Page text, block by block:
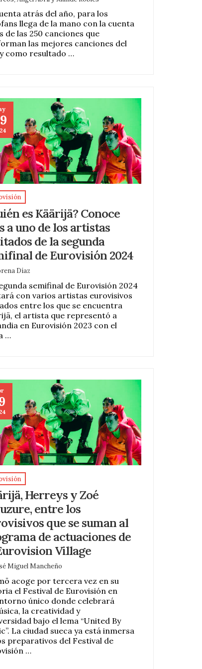
atrás del año, para los
llega de la mano con la cuenta
de las 250 canciones que
las mejores canciones del
como resultado …
es Käärijä? Conoce
a uno de los artistas
de la segunda
de Eurovisión 2024
Díaz
semifinal de Eurovisión 2024
con varios artistas eurovisivos
entre los que se encuentra
el artista que representó a
en Eurovisión 2023 con el
…
Herreys y Zoé
entre los
que se suman al
de actuaciones de
Village
Miguel Mancheño
acoge por tercera vez en su
el Festival de Eurovisión en
único donde celebrará
la creatividad y
bajo el lema “United By
La ciudad sueca ya está inmersa
preparativos del Festival de
…